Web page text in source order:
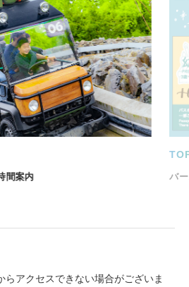
案内 バー
アクセスできない場合がございま